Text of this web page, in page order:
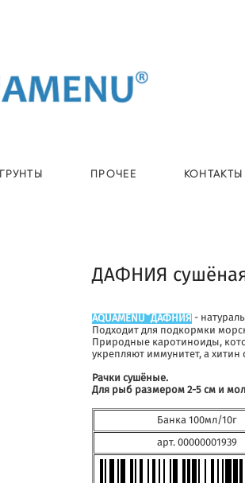
ГРУНТЫ ПРОЧЕЕ КОНТАКТЫ
ДАФНИЯ
AQUAMENU®ДАФНИЯ -
Подходит для подкормки
Природные каротиноиды,
укрепляют иммунитет, а
Рачки сушёные.
Для рыб размером 2-5 см и
Банка 100мл/10г
арт. 00000001939